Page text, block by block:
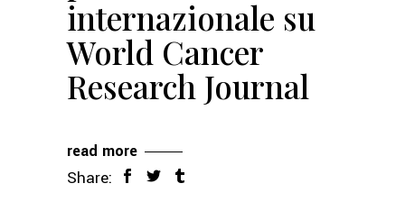
internazionale su
World Cancer
Research Journal
read more
Share: